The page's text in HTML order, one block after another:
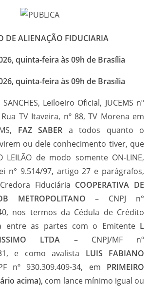
DE ALIENAÇÃO FIDUCIARIA
quinta-feira às 09h de Brasília
quinta-feira às 09h de Brasília
SANCHES, Leiloeiro Oficial, JUCEMS nº
TV Itaveira, nº 88, TV Morena em
FAZ SABER a todos quanto o
ou dele conhecimento tiver, que
LEILÃO de modo somente ON-LINE,
n° 9.514/97, artigo 27 e parágrafos,
Fiduciária COOPERATIVA DE
METROPOLITANO – CNPJ n°
nos termos da Cédula de Crédito
entre as partes com o Emitente L
LTDA – CNPJ/MF nº
31, e como avalista LUIS FABIANO
nº 930.309.409-34, em PRIMEIRO
acima), com lance mínimo igual ou